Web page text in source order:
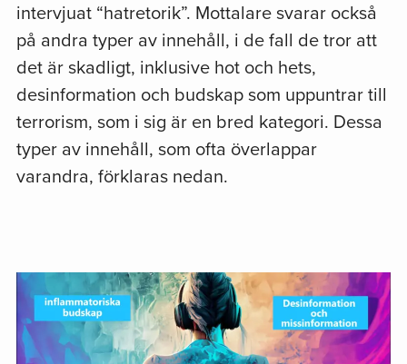
intervjuat “hatretorik”. Mottalare svarar också
på andra typer av innehåll, i de fall de tror att
det är skadligt, inklusive hot och hets,
desinformation och budskap som uppuntrar till
terrorism, som i sig är en bred kategori. Dessa
typer av innehåll, som ofta överlappar
varandra, förklaras nedan.